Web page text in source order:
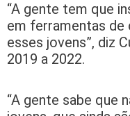
“A gente tem que
em ferramentas de
esses jovens”, diz
2019 a 2022.
“A gente sabe que